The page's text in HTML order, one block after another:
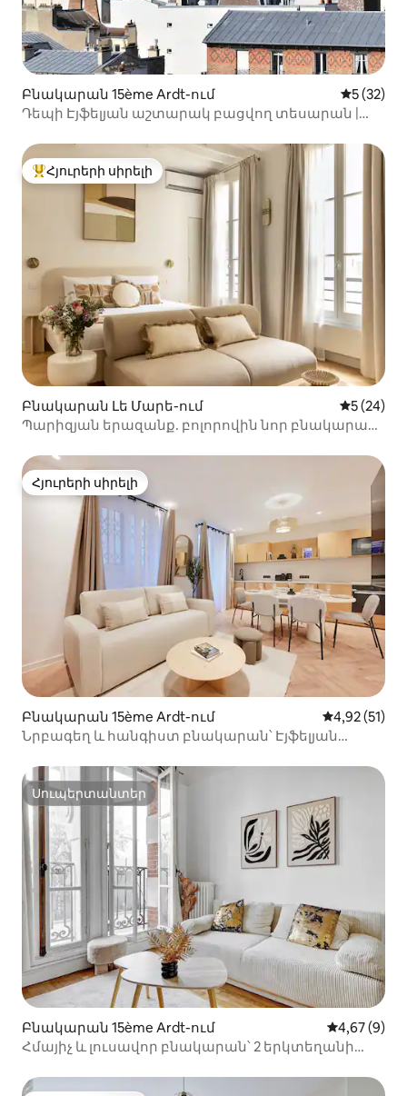
Բնակարան 15ème Ardt-ում Միջին
5 (32)
Դեպի Էյֆելյան աշտարակ բացվող տեսարան |
Հյուրերի սիրելի լավագույն տները
Հյուրերի սիրելի
Բնակարան Լե Մարե-ում Միջին
5 (24)
Պարիզյան երազանք. բոլորովին նոր բնակարան
Հյուրերի սիրելի
Հյուրերի սիրելի
Բնակարան 15ème Ardt-ում Միջին
4,92 (51)
Նրբագեղ և հանգիստ բնակարան՝ Էյֆելյան
Սուպերտանտեր
Սուպերտանտեր
Բնակարան 15ème Ardt-ում Միջին
4,67 (9)
Հմայիչ և լուսավոր բնակարան՝ 2 երկտեղանի